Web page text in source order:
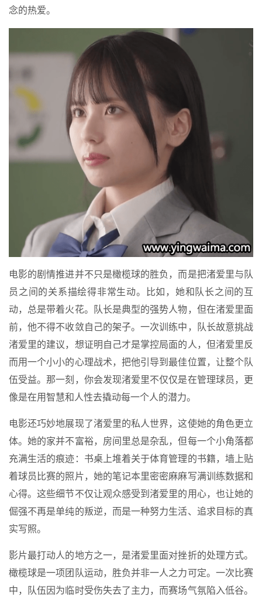
念的热爱。
电影的剧情推进并不只是橄榄球的胜负，而是把渚爱里与队
员之间的关系描绘得非常生动。比如，她和队长之间的互
动，总是带着火花。队长是典型的强势人物，但在渚爱里面
前，他不得不收敛自己的架子。一次训练中，队长故意挑战
渚爱里的建议，想证明自己才是掌控局面的人，但渚爱里反
而用一个小小的心理战术，把他引导到最佳位置，让整个队
伍受益。那一刻，你会发现渚爱里不仅仅是在管理球员，更
像是在用智慧和人性去撬动每一个人的潜力。
电影还巧妙地展现了渚爱里的私人世界，这使她的角色更立
体。她的家并不富裕，房间里总是杂乱，但每一个小角落都
充满生活的痕迹：书桌上堆着关于体育管理的书籍，墙上贴
着球员比赛的照片，她的笔记本里密密麻麻写满训练数据和
心得。这些细节不仅让观众感受到渚爱里的用心，也让她的
倔强不再是单纯的叛逆，而是一种努力生活、追求目标的真
实写照。
影片最打动人的地方之一，是渚爱里面对挫折的处理方式。
橄榄球是一项团队运动，胜负并非一人之力可定。一次比赛
中，队伍因为临时受伤失去了主力，而赛场气氛陷入低谷。